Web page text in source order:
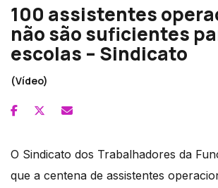
100 assistentes
não são suficientes
escolas – Sindicato
(Vídeo)
O Sindicato dos Trabalhadores da
que a centena de assistentes